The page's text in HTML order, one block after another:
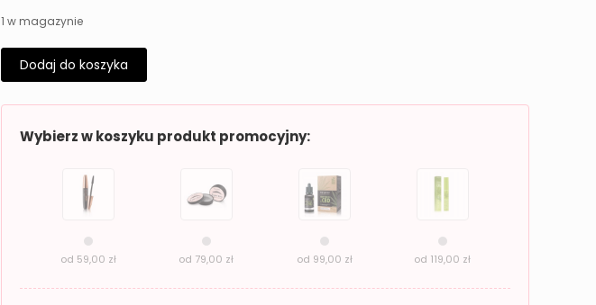
1 w magazynie
Dodaj do koszyka
Wybierz w koszyku produkt promocyjny:
od 59,00 zł od 79,00 zł od 99,00 zł od 119,00 zł